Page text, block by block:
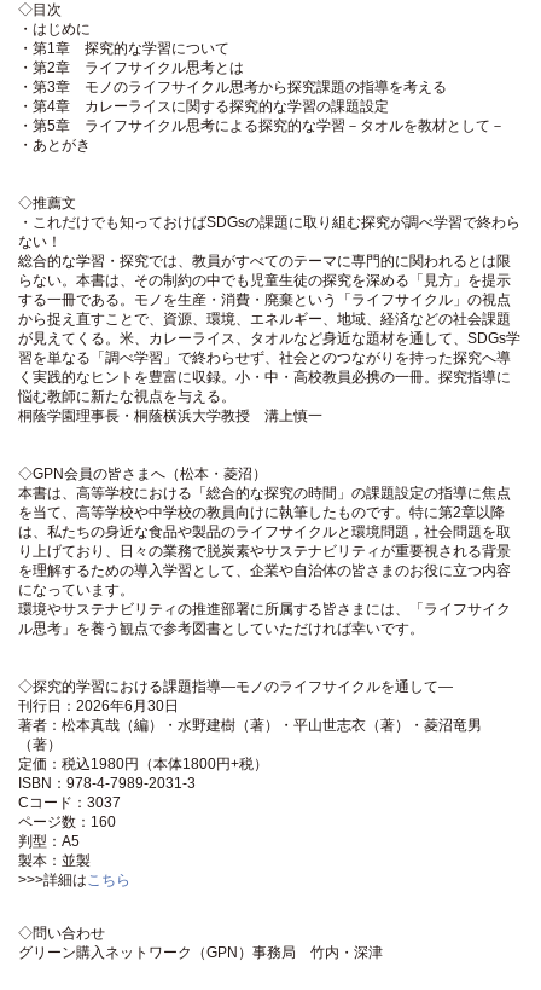
◇目次
・はじめに
・第1章 探究的な学習について
・第2章 ライフサイクル思考とは
・第3章 モノのライフサイクル思考から探究課題の指導を考える
・第4章 カレーライスに関する探究的な学習の課題設定
・第5章 ライフサイクル思考による探究的な学習－タオルを教材として－
・あとがき
◇推薦文
・これだけでも知っておけばSDGsの課題に取り組む探究が調べ学習で終わら
ない！
総合的な学習・探究では、教員がすべてのテーマに専門的に関われるとは限
らない。本書は、その制約の中でも児童生徒の探究を深める「見方」を提示
する一冊である。モノを生産・消費・廃棄という「ライフサイクル」の視点
から捉え直すことで、資源、環境、エネルギー、地域、経済などの社会課題
が見えてくる。米、カレーライス、タオルなど身近な題材を通して、SDGs学
習を単なる「調べ学習」で終わらせず、社会とのつながりを持った探究へ導
く実践的なヒントを豊富に収録。小・中・高校教員必携の一冊。探究指導に
悩む教師に新たな視点を与える。
桐蔭学園理事長・桐蔭横浜大学教授 溝上慎一
◇GPN会員の皆さまへ（松本・菱沼）
本書は、高等学校における「総合的な探究の時間」の課題設定の指導に焦点
を当て、高等学校や中学校の教員向けに執筆したものです。特に第2章以降
は、私たちの身近な食品や製品のライフサイクルと環境問題，社会問題を取
り上げており、日々の業務で脱炭素やサステナビリティが重要視される背景
を理解するための導入学習として、企業や自治体の皆さまのお役に立つ内容
になっています。
環境やサステナビリティの推進部署に所属する皆さまには、「ライフサイク
ル思考」を養う観点で参考図書としていただければ幸いです。
◇探究的学習における課題指導―モノのライフサイクルを通して―
刊行日：2026年6月30日
著者：松本真哉（編）・水野建樹（著）・平山世志衣（著）・菱沼竜男
（著）
定価：税込1980円（本体1800円+税）
ISBN：978-4-7989-2031-3
Cコード：3037
ページ数：160
判型：A5
製本：並製
>>>詳細はこちら
◇問い合わせ
グリーン購入ネットワーク（GPN）事務局 竹内・深津